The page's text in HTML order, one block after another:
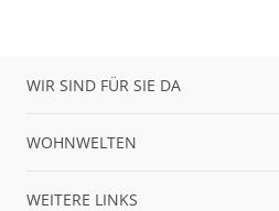
WIR SIND FÜR SIE DA
WOHNWELTEN
WEITERE LINKS